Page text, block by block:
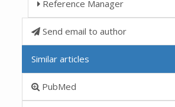
Reference Manager
Send email to author
Similar articles
PubMed